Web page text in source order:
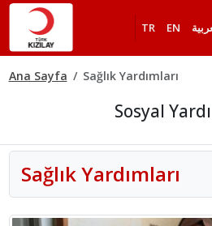
TR EN
Ana Sayfa Sağlık Yardımları
Sosyal
Sağlık Yardımları